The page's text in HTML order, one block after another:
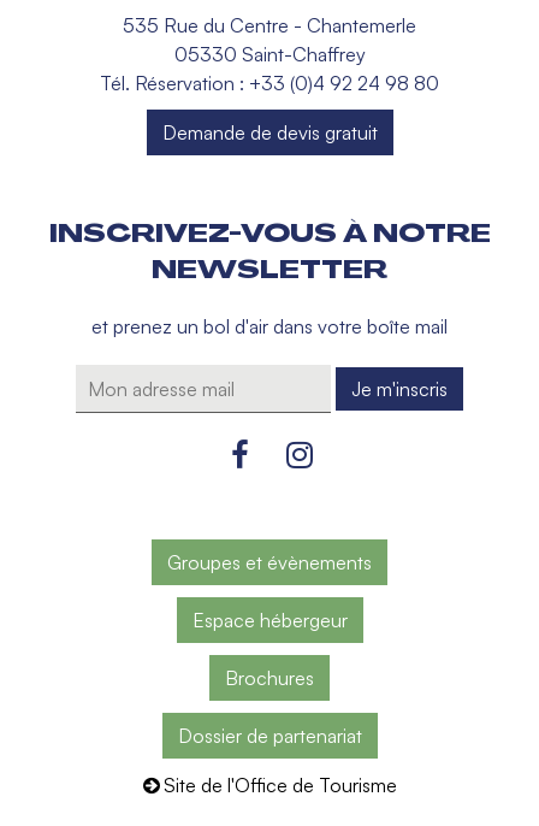
535 Rue du Centre - Chantemerle
05330 Saint-Chaffrey
Tél. Réservation : +33 (0)4 92 24 98 80
Demande de devis gratuit
INSCRIVEZ-VOUS À NOTRE
NEWSLETTER
et prenez un bol d'air dans votre boîte mail
Groupes et évènements
Espace hébergeur
Brochures
Dossier de partenariat
Site de l'Office de Tourisme